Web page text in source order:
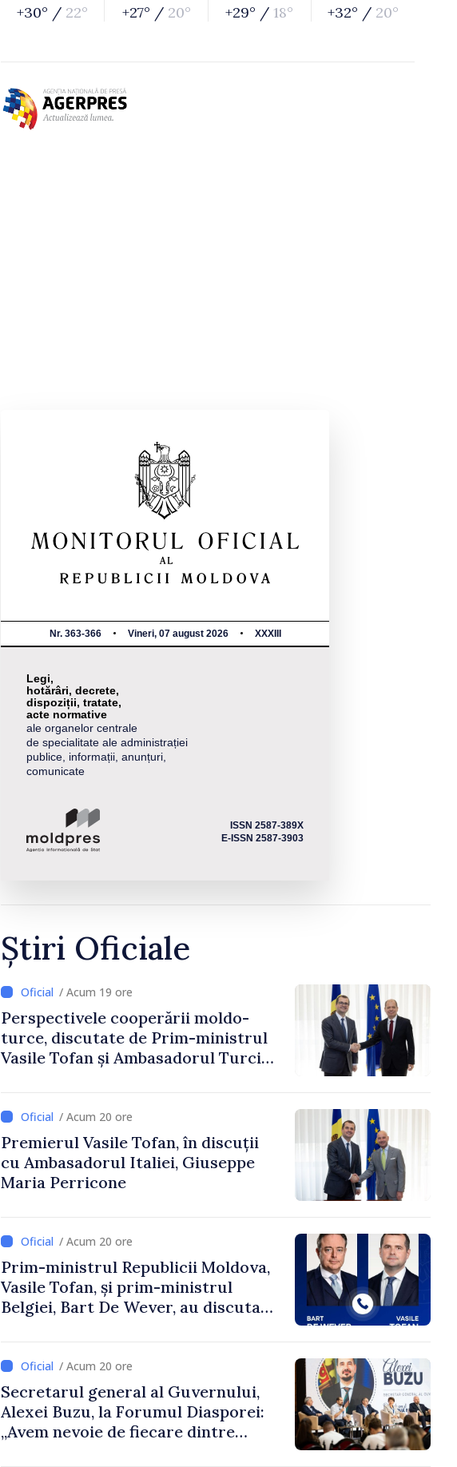
+30° / 22° +27° / 20° +29° / 18° +32° / 20°
Nr. 363-366 Vineri, 07 august 2026 XXXIII
Legi,
hotărâri, decrete,
dispoziții, tratate,
acte normative
ale organelor centrale
de specialitate ale administrației
publice, informații, anunțuri,
comunicate
ISSN 2587-389X
E-ISSN 2587-3903
Știri Oficiale
/ Acum 19 ore
Perspectivele cooperării moldo-
turce, discutate de Prim-ministrul
Vasile Tofan și Ambasadorul Turciei,
/ Acum 20 ore
Premierul Vasile Tofan, în discuții
cu Ambasadorul Italiei, Giuseppe
Maria Perricone
/ Acum 20 ore
Prim-ministrul Republicii Moldova,
Vasile Tofan, și prim-ministrul
Belgiei, Bart De Wever, au discutat
/ Acum 20 ore
Secretarul general al Guvernului,
Alexei Buzu, la Forumul Diasporei:
„Avem nevoie de fiecare dintre